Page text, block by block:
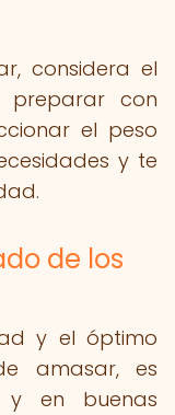
considera el
con
el peso
y te
de los
y el óptimo
amasar, es
y en buenas